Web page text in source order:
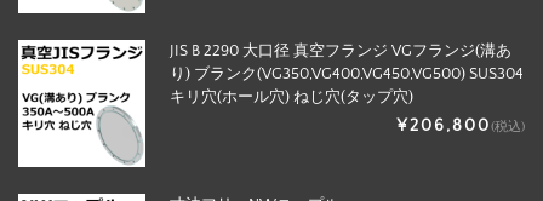
JIS B 2290 大口径 真空フランジ VGフランジ(溝あ
り) ブランク(VG350,VG400,VG450,VG500) SUS304
キリ穴(ホール穴) ねじ穴(タップ穴)
¥206,800(税込)